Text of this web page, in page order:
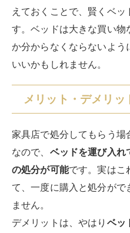
えておくことで、賢くベ
す。ベッドは大きな買い物
か分からなくならないよう
いいかもしれません。
メリット・デメリッ
家具店で処分してもらう
なので、 ベッドを運び入れ
の処分が可能です。実はこ
て、一度に購入と処分がで
ません。
デメリットは、やはり ベッ